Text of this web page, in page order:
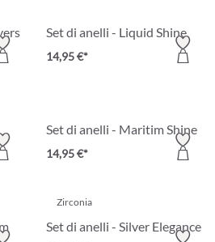
Set di anelli - Liquid Shine
14,95 €*
Set di anelli - Maritim Shine
14,95 €*
Zirconia
Set di anelli - Silver Elegance